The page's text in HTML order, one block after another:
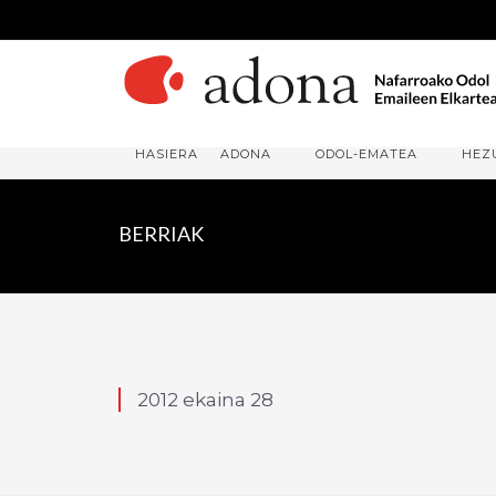
HASIERA ADONA ODOL-EMATEA
BERRIAK
2012 ekaina 28